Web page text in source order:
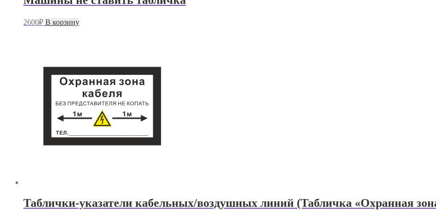
2600₽ В корзину
Таблички-указатели кабельных/воздушных линий (Табличка «Охранная